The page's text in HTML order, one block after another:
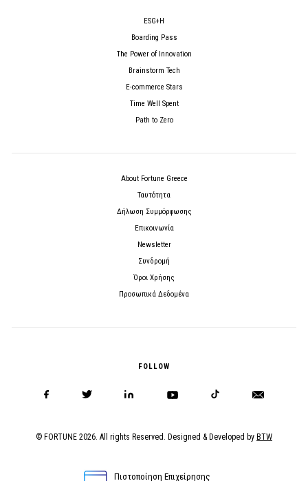
ESG+H
Boarding Pass
The Power of Innovation
Brainstorm Tech
E-commerce Stars
Time Well Spent
Path to Zero
About Fortune Greece
Ταυτότητα
Δήλωση Συμμόρφωσης
Επικοινωνία
Newsletter
Συνδρομή
Όροι Χρήσης
Προσωπικά Δεδομένα
FOLLOW
© FORTUNE 2026. All rights Reserved. Designed & Developed by BTW
Πιστοποίηση Επιχείρησης